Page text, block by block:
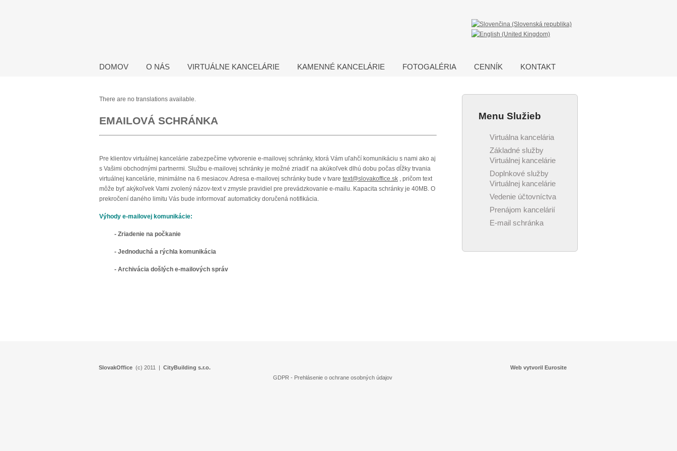
DOMOV O NÁS VIRTUÁLNE KANCELÁRIE KAMENNÉ KANCELÁRIE FOTOGALÉRIA CENNÍK KONTAKT
There are no translations available.
EMAILOVÁ SCHRÁNKA
Pre klientov virtuálnej kancelárie zabezpečíme vytvorenie e-mailovej schránky, ktorá Vám uľahčí komunikáciu s nami ako aj
s Vašimi obchodnými partnermi. Službu e-mailovej schránky je možné zriadiť na akúkoľvek dlhú dobu počas dĺžky trvania
virtuálnej kancelárie, minimálne na 6 mesiacov. Adresa e-mailovej schránky bude v tvare text@slovakoffice.sk , pričom text
môže byť akýkoľvek Vami zvolený názov-text v zmysle pravidiel pre prevádzkovanie e-mailu. Kapacita schránky je 40MB. O
prekročení daného limitu Vás bude informovať automaticky doručená notifikácia.
Výhody e-mailovej komunikácie:
- Zriadenie na počkanie
- Jednoduchá a rýchla komunikácia
- Archivácia došlých e-mailových správ
Menu Služieb
Virtuálna kancelária
Základné služby
Virtuálnej kancelárie
Doplnkové služby
Virtuálnej kancelárie
Vedenie účtovníctva
Prenájom kancelárií
E-mail schránka
Web vytvoril Eurosite
SlovakOffice (c) 2011 | CityBuilding s.r.o.
GDPR - Prehlásenie o ochrane osobných údajov